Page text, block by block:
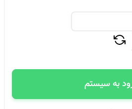
به سیستم